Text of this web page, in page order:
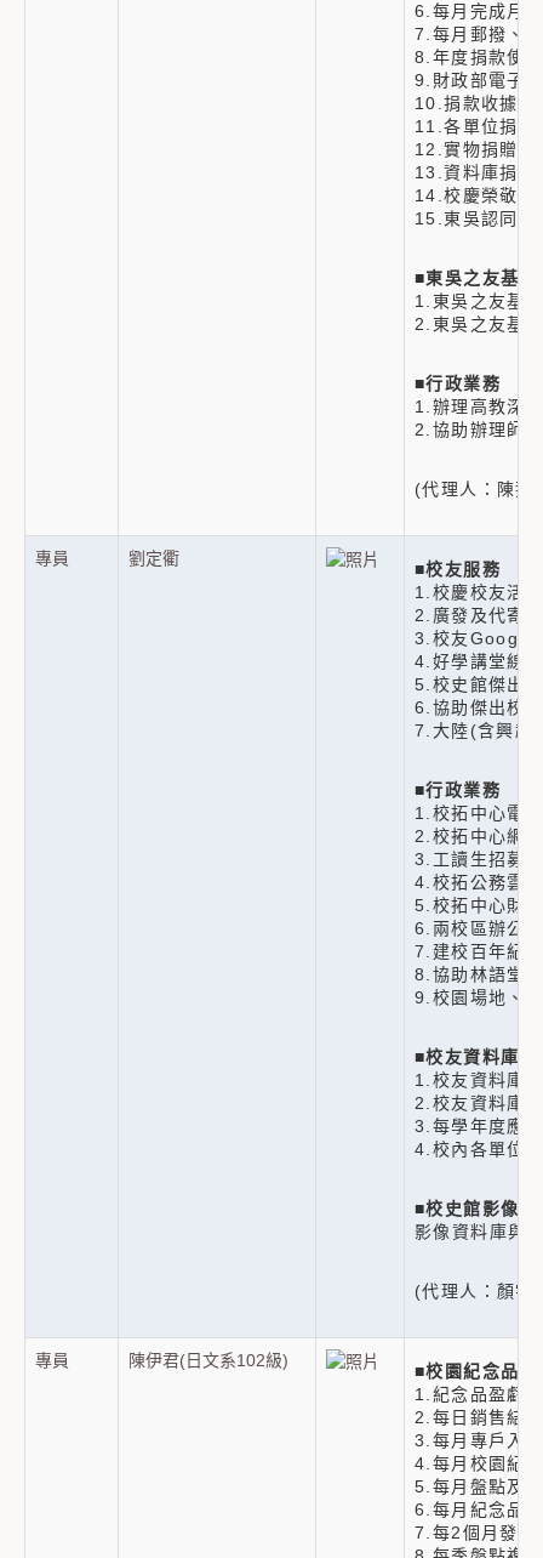
6.每月完成月
7.每月郵撥、
8.年度捐款使
9.財政部電子
10.捐款收據異
11.各單位捐款
12.實物捐贈業
13.資料庫捐款
14.校慶榮敬獎
15.東吳認同卡
■東吳之友基金
1.東吳之友基
2.東吳之友基
■行政業務
1.辦理高教深
2.協助辦理師
(代理人：陳姿
專員 劉定衢
■校友服務
1.校慶校友活
2.廣發及代寄
3.校友Google
4.好學講堂線
5.校史館傑出
6.協助傑出校
7.大陸(含興趣
■行政業務
1.校拓中心電
2.校拓中心網
3.工讀生招募
4.校拓公務雲
5.校拓中心財
6.兩校區辦公
7.建校百年紀
8.協助林語堂
9.校園場地、
■校友資料庫
1.校友資料庫
2.校友資料庫
3.每學年度應
4.校內各單位
■校史館影像資
影像資料庫與
(代理人：顏宇
專員 陳伊君(日文系102級)
■校園紀念品
1.紀念品盈虧
2.每日銷售結
3.每月專戶入
4.每月校園紀
5.每月盤點及
6.每月紀念品
7.每2個月發票